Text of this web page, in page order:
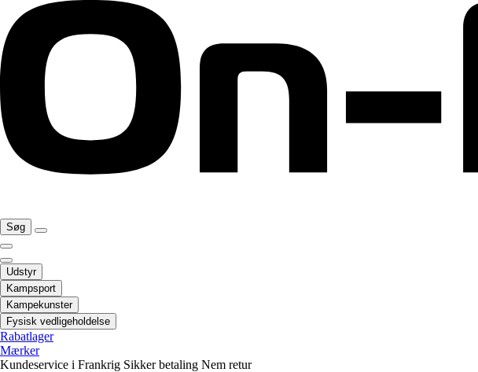
Søg
Udstyr
Kampsport
Kampekunster
Fysisk vedligeholdelse
Rabatlager
Mærker
Kundeservice i Frankrig Sikker betaling Nem retur